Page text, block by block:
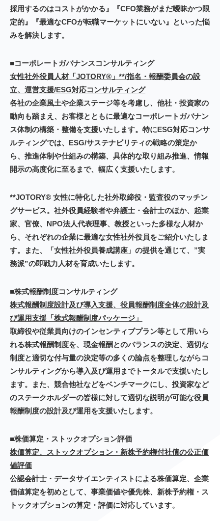
採用するのはコストがかかる』『CFO業務がまだ曖昧かつ限
定的』『最適なCFOが転職マーケットにいない』といった悩
みを解決します。
■コーポレートガバナンスコンサルティング
女性社外役員人材「JOTORY®」**/指名・報酬委員会の設
立、運営支援/ESG対応コンサルティング
各社の企業風土や企業ステージ等を考慮し、他社・投資家の
動向も踏まえ、お客様とともに最適なコーポレートガバナン
ス体制の構築・整備を支援いたします。特にESG対応コンサ
ルティングでは、ESG/サステナビリティの戦略の策定か
ら、推進体制や仕組みの構築、具体的な取り組み推進、情報
開示の高度化に至るまで、幅広く支援いたします。
**JOTORY® 女性に特化した社外取締役・監査役のマッチン
グサービス。社外役員経験者や弁護士・会計士のほか、起業
家、官僚、NPO法人代表理事、教授といった多様な人材か
ら、それぞれの企業に最適な女性社外役員をご紹介いたしま
す。また、「女性社外役員養成講座」の提供を通じて、”実
務派”の即戦力人材を育成いたします。
■株式報酬制度コンサルティング
株式報酬制度設計及び導入支援、役員報酬制度全体の設計及
び運用支援「株式報酬制度パッケージ」
取締役や従業員向けのインセンティブプラン等として用いら
れる株式報酬制度を、現金報酬とのバランスの決定、適切な
制度と適切な付与量の決定等の多くの論点を整理しながらコ
ンサルティングから導入及び運用までトータルで支援いたし
ます。また、競合他社などをベンチマークにし、投資家など
のステークホルダーの皆様に対して適切な説明が可能な役員
報酬制度の設計及び運用を支援いたします。
■株価算定・ストックオプション評価
株価算定、ストックオプション・新株予約権付社債の公正価
値評価
公認会計士・データサイエンティストによる株価算定、企業
価値算定を初めとして、事業価値や優先株、新株予約権・ス
トックオプションの算定・評価に対応しています。